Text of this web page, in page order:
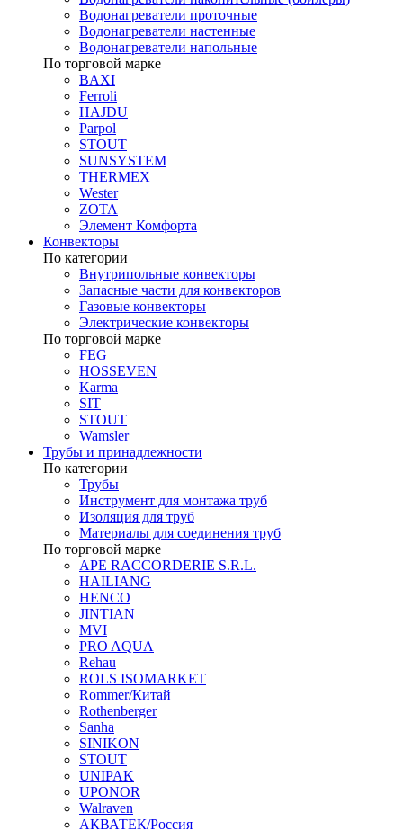
Водонагреватели проточные
Водонагреватели настенные
Водонагреватели напольные
По торговой марке
BAXI
Ferroli
HAJDU
Parpol
STOUT
SUNSYSTEM
THERMEX
Wester
ZOTA
Элемент Комфорта
Конвекторы
По категории
Внутрипольные конвекторы
Запасные части для конвекторов
Газовые конвекторы
Электрические конвекторы
По торговой марке
FEG
HOSSEVEN
Karma
SIT
STOUT
Wamsler
Трубы и принадлежности
По категории
Трубы
Инструмент для монтажа труб
Изоляция для труб
Материалы для соединения труб
По торговой марке
APE RACCORDERIE S.R.L.
HAILIANG
HENCO
JINTIAN
MVI
PRO AQUA
Rehau
ROLS ISOMARKET
Rommer/Китай
Rothenberger
Sanha
SINIKON
STOUT
UNIPAK
UPONOR
Walraven
АКВАТЕК/Россия